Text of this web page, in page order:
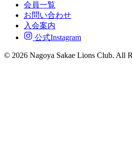
会員一覧
お問い合わせ
入会案内
公式Instagram
© 2026 Nagoya Sakae Lions Club. All